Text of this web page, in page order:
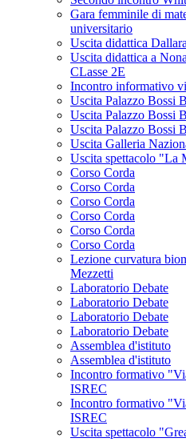
Gara femminile di
universitario
Uscita didattica
Uscita didattica a
CLasse 2E
Incontro informativo
Uscita Palazzo Bossi
Uscita Palazzo Bossi
Uscita Palazzo Bossi
Uscita Galleria
Uscita spettacolo "La
Corso Corda
Corso Corda
Corso Corda
Corso Corda
Corso Corda
Corso Corda
Lezione curvatura
Mezzetti
Laboratorio Debate
Laboratorio Debate
Laboratorio Debate
Laboratorio Debate
Assemblea d'istituto
Assemblea d'istituto
Incontro formativo
ISREC
Incontro formativo
ISREC
Uscita spettacolo